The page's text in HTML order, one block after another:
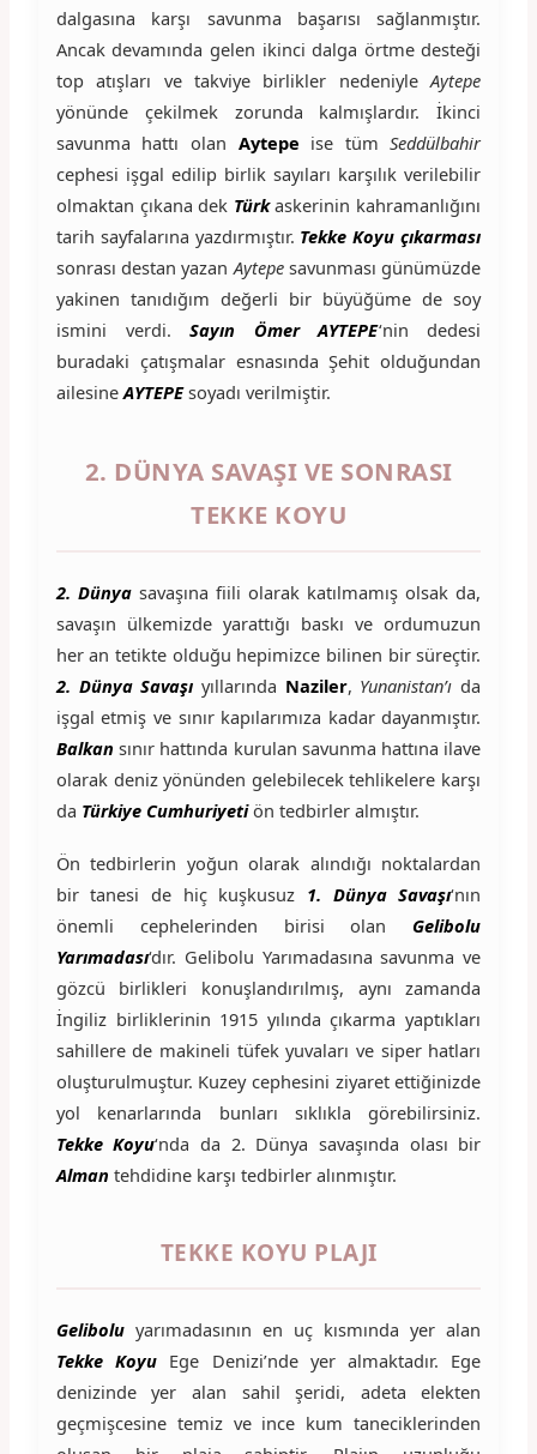
dalgasına karşı savunma başarısı sağlanmıştır.
Ancak devamında gelen ikinci dalga örtme desteği
top atışları ve takviye birlikler nedeniyleAytepe
yönünde çekilmek zorunda kalmışlardır. İkinci
savunma hattı olan Aytepe ise tümSeddülbahir
cephesi işgal edilip birlik sayıları karşılık verilebilir
olmaktan çıkana dek Türk askerinin kahramanlığını
tarih sayfalarına yazdırmıştır. Tekke Koyu çıkarması
sonrası destan yazan Aytepesavunması günümüzde
yakinen tanıdığım değerli bir büyüğüme de soy
ismini verdi.Sayın Ömer AYTEPE‘nin dedesi
buradaki çatışmalar esnasında Şehit olduğundan
ailesineAYTEPE soyadı verilmiştir.
2. DÜNYA SAVAŞI VE SONRASI
TEKKE KOYU
2. Dünyasavaşına fiili olarak katılmamış olsak da,
savaşın ülkemizde yarattığı baskı ve ordumuzun
her an tetikte olduğu hepimizce bilinen bir süreçtir.
2. Dünya Savaşı yıllarında Naziler, Yunanistan’ı da
işgal etmiş ve sınır kapılarımıza kadar dayanmıştır.
Balkan sınır hattında kurulan savunma hattına ilave
olarak deniz yönünden gelebilecek tehlikelere karşı
da Türkiye Cumhuriyetiön tedbirler almıştır.
Ön tedbirlerin yoğun olarak alındığı noktalardan
bir tanesi de hiç kuşkusuz 1. Dünya Savaşı‘nın
önemli cephelerinden birisi olanGelibolu
Yarımadası‘dır. Gelibolu Yarımadasına savunma ve
gözcü birlikleri konuşlandırılmış, aynı zamanda
İngiliz birliklerinin 1915 yılında çıkarma yaptıkları
sahillere de makineli tüfek yuvaları ve siper hatları
oluşturulmuştur. Kuzey cephesini ziyaret ettiğinizde
yol kenarlarında bunları sıklıkla görebilirsiniz.
Tekke Koyu‘nda da 2. Dünya savaşında olası bir
Alman tehdidine karşı tedbirler alınmıştır.
TEKKE KOYU PLAJI
Gelibolu yarımadasının en uç kısmında yer alan
Tekke Koyu Ege Denizi’nde yer almaktadır. Ege
denizinde yer alan sahil şeridi, adeta elekten
geçmişcesine temiz ve ince kum taneciklerinden